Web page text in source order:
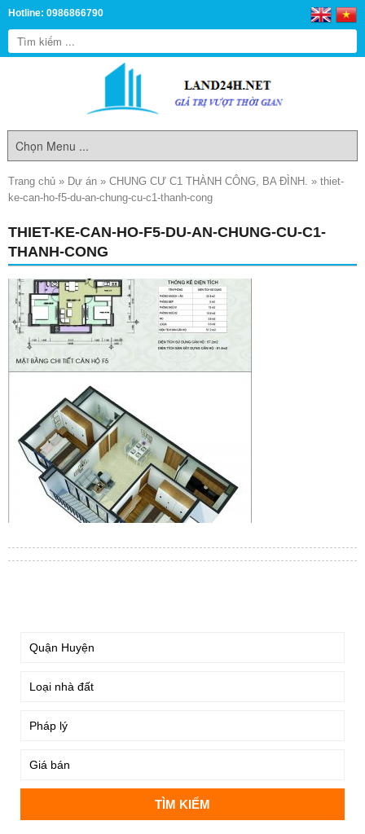
Hotline: 0986866790
Trang chủ » Dự án » CHUNG CƯ C1 THÀNH CÔNG, BA ĐÌNH. » thiet-
ke-can-ho-f5-du-an-chung-cu-c1-thanh-cong
THIET-KE-CAN-HO-F5-DU-AN-CHUNG-CU-C1-
THANH-CONG